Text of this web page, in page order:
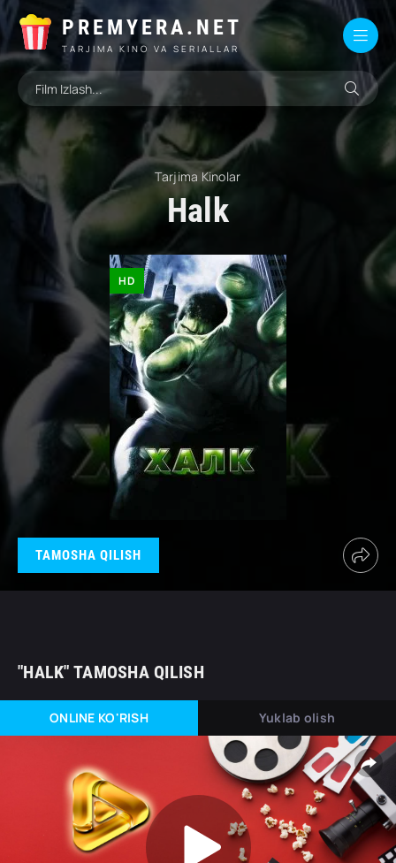
PREMYERA.NET
TARJIMA KINO VA SERIALLAR
Tarjima Kinolar
Halk
HD
TAMOSHA QILISH
"HALK" TAMOSHA QILISH
ONLINE KO'RISH Yuklab olish